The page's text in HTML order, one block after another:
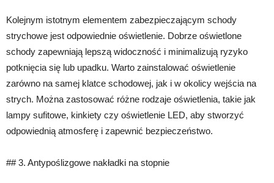
Kolejnym istotnym elementem zabezpieczającym schody
strychowe jest odpowiednie oświetlenie. Dobrze oświetlone
schody zapewniają lepszą widoczność i minimalizują ryzyko
potknięcia się lub upadku. Warto zainstalować oświetlenie
zarówno na samej klatce schodowej, jak i w okolicy wejścia na
strych. Można zastosować różne rodzaje oświetlenia, takie jak
lampy sufitowe, kinkiety czy oświetlenie LED, aby stworzyć
odpowiednią atmosferę i zapewnić bezpieczeństwo.
## 3. Antypoślizgowe nakładki na stopnie